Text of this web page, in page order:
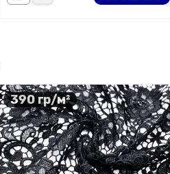
390 гр/м²